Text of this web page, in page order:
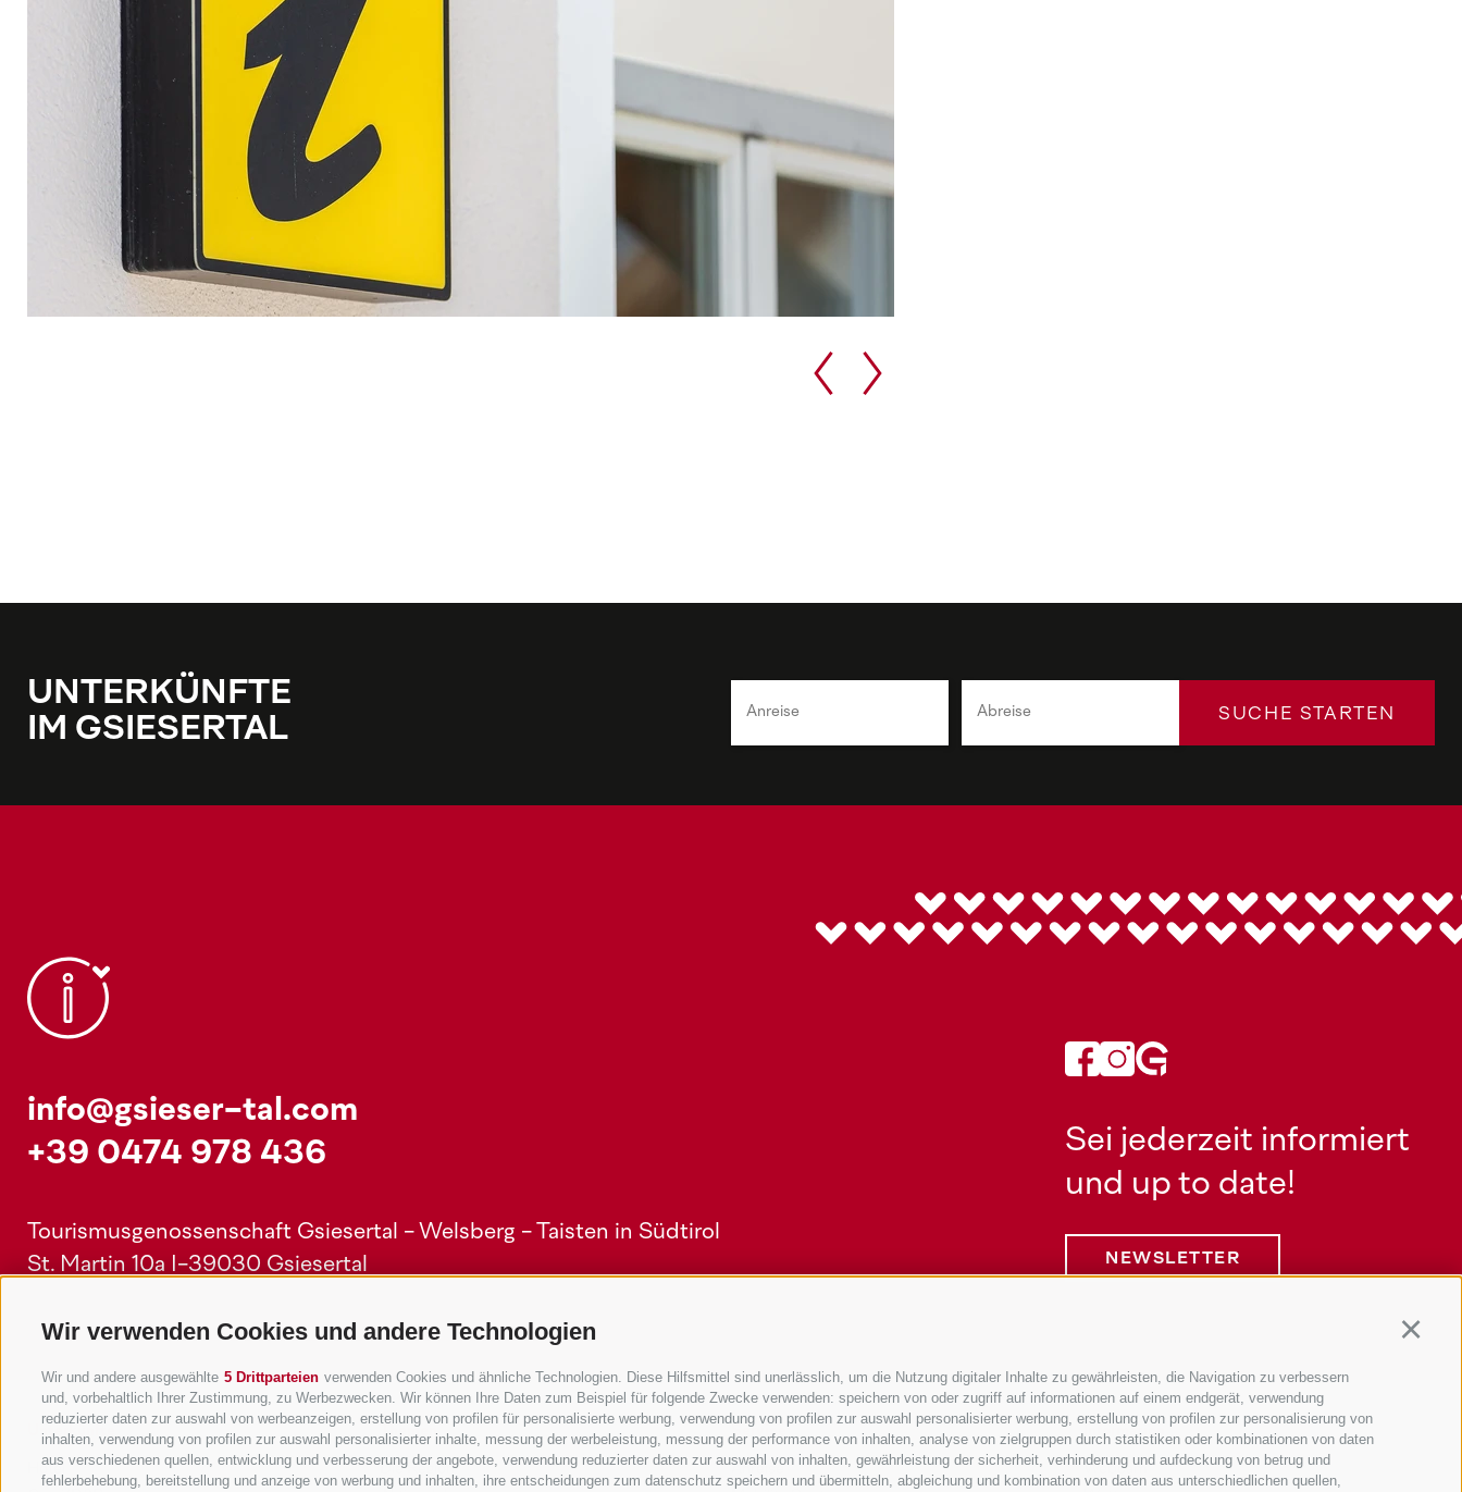
Wir verwenden Cookies und andere Technologien
Wir und andere ausgewählte 5 Drittparteien verwenden Cookies und ähnliche Technologien. Diese Hilfsmittel sind unerlässlich, um die Nutzung digitaler Inhalte zu gewährleisten, die Navigation zu verbessern
und, vorbehaltlich Ihrer Zustimmung, zu Werbezwecken. Wir können Ihre Daten zum Beispiel für folgende Zwecke verwenden: speichern von oder zugriff auf informationen auf einem endgerät, verwendung
reduzierter daten zur auswahl von werbeanzeigen, erstellung von profilen für personalisierte werbung, verwendung von profilen zur auswahl personalisierter werbung, erstellung von profilen zur personalisierung von
inhalten, verwendung von profilen zur auswahl personalisierter inhalte, messung der werbeleistung, messung der performance von inhalten, analyse von zielgruppen durch statistiken oder kombinationen von daten
aus verschiedenen quellen, entwicklung und verbesserung der angebote, verwendung reduzierter daten zur auswahl von inhalten, gewährleistung der sicherheit, verhinderung und aufdeckung von betrug und
fehlerbehebung, bereitstellung und anzeige von werbung und inhalten, ihre entscheidungen zum datenschutz speichern und übermitteln, abgleichung und kombination von daten aus unterschiedlichen quellen,
UNTERKÜNFTE
IM GSIESERTAL
SUCHE STARTEN
info@gsieser-tal.com
+39 0474 978 436
Tourismusgenossenschaft Gsiesertal - Welsberg - Taisten in Südtirol
St. Martin 10a I-39030 Gsiesertal
Sei jederzeit informiert
und up to date!
NEWSLETTER
Unterkünfte
Hotel
Themen
Die Region
Service
Anreise
Information
Webcam